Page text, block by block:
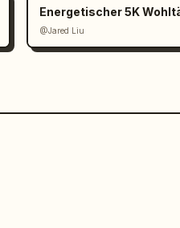
Energetischer 5K
@Jared Liu